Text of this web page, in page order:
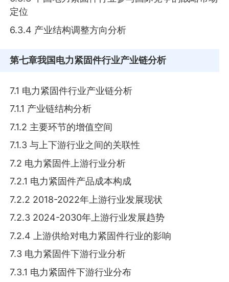
定位
6.3.4 产业结构调整方向分析
第七章我国电力紧固件行业产业链分析
7.1 电力紧固件行业产业链分析
7.1.1 产业链结构分析
7.1.2 主要环节的增值空间
7.1.3 与上下游行业之间的关联性
7.2 电力紧固件上游行业分析
7.2.1 电力紧固件产品成本构成
7.2.2 2018-2022年上游行业发展现状
7.2.3 2024-2030年上游行业发展趋势
7.2.4 上游供给对电力紧固件行业的影响
7.3 电力紧固件下游行业分析
7.3.1 电力紧固件下游行业分布